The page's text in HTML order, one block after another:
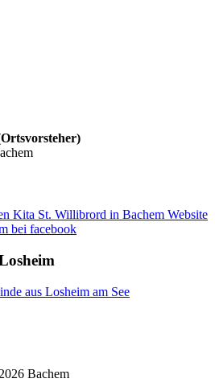
Kita St. Willibrord in Bachem Website
bei facebook
aus Losheim am See
Bachem